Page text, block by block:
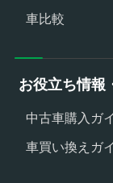
車比較
お役立ち情報
中古車購入ガ
車買い換えガ